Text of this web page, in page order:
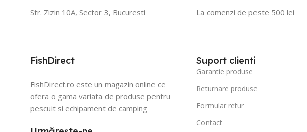
Str. Zizin 10A, Sector 3, Bucuresti La comenzi de peste 500 lei
FishDirect
FishDirect.ro este un magazin online ce
ofera o gama variata de produse pentru
pescuit si echipament de camping
Suport clienti
Garantie produse
Returnare produse
Formular retur
Contact